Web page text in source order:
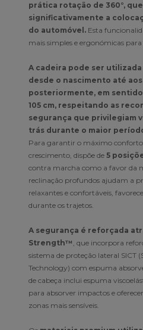
prática rotação de 360°,
significativamente a
do automóvel. Esta
mais simples e ergonómicas para
A cadeira pode ser
desde o nascimento até aos
posteriormente, em sentido
105 cm, respeitando as
segurança que privilegiam
trás durante o maior
Para garantir o máximo conforto
crescimento, dispõe de 5
contra marcha como a favor da
reclinação profundos ajudam a
relaxantes e confortáveis,
durante os trajetos.
A segurança é reforçada
Strength™ , que incorpora
sistema de proteção lateral SICT
Technology) com espuma
de cabeça inclui espuma
para absorver impactos e
zonas mais sensíveis.